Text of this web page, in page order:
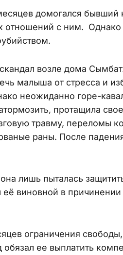
домогался бывший
отношений с ним. Однако
возле дома
малыша от стресса и
неожиданно горе-
протащила
травму, переломы
раны. После
лишь пыталась
виновной в
ограничения
обязал ее выплатить